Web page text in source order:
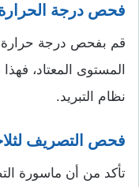
فحص درجة
قم بفحص درجة حرارة
المستوى المعتاد،
نظام التبريد.
فحص التصريف
تأكد من أن ماسورة